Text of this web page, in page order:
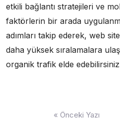
etkili bağlantı stratejileri ve
faktörlerin bir arada
adımları takip ederek, web
daha yüksek sıralamalara
organik trafik elde
« Önceki Yazı